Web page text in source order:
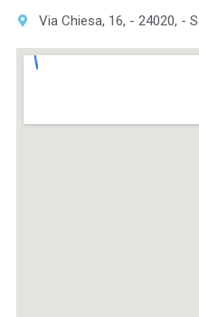
Via Chiesa, 16, - 24020, -